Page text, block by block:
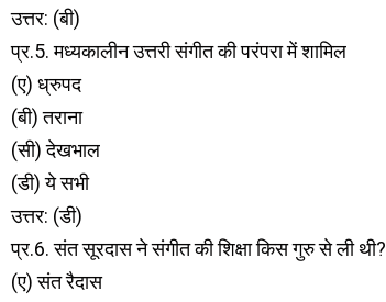
उत्तर: (बी)
प्र.5. मध्यकालीन उत्तरी संगीत की परंपरा में शामिल
(ए) ध्रुपद
(बी) तराना
(सी) देखभाल
(डी) ये सभी
उत्तर: (डी)
प्र.6. संत सूरदास ने संगीत की शिक्षा किस गुरु से ली थी?
(ए) संत रैदास